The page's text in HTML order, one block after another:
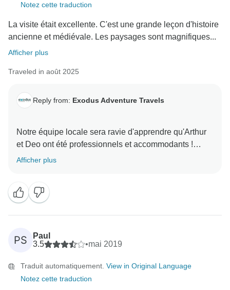
Notez cette traduction
La visite était excellente. C'est une grande leçon d'histoire
ancienne et médiévale. Les paysages sont magnifiques...
Afficher plus
Traveled in août 2025
Reply from: Exodus Adventure Travels
Notre équipe locale sera ravie d'apprendre qu'Arthur
et Deo ont été professionnels et accommodants !
Nous vous remercions d'avoir pris le temps de nous
toujours les réactions de nos voyageurs. Nous
espérons vous revoir lors de votre prochain voyage ! -
Afficher plus
PS
Paul
3.5
•mai 2019
Traduit automatiquement. View in Original Language
Notez cette traduction